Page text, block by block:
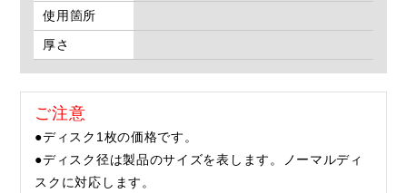
使用箇所
厚さ
ご注意
●ディスク1枚の価格です。
●ディスク径は製品のサイズを表します。ノーマルディ
スクに対応します。